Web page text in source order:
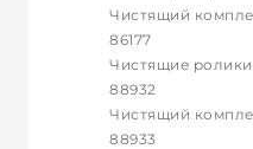
Чистящий
86177
Чистящие ролики
88932
Чистящий
88933